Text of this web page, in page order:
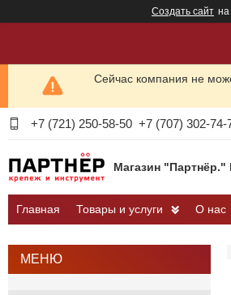
Создать сайт на
Сейчас компания не
+7 (721) 250-58-50 +7 (707) 302-74-
Магазин "Партнёр."
Главная Товары и услуги О нас